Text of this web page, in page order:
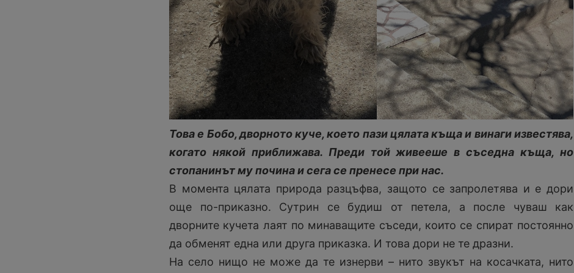
Това е Бобо, дворното куче, което пази цялата къща и винаги известява,
когато някой приближава. Преди той живееше в съседна къща, но
стопанинът му почина и сега се пренесе при нас.
В момента цялата природа разцъфва, защото се запролетява и е дори
още по-приказно. Сутрин се будиш от петела, а после чуваш как
дворните кучета лаят по минаващите съседи, които се спират постоянно
да обменят една или друга приказка. И това дори не те дразни.
На село нищо не може да те изнерви – нито звукът на косачката, нито